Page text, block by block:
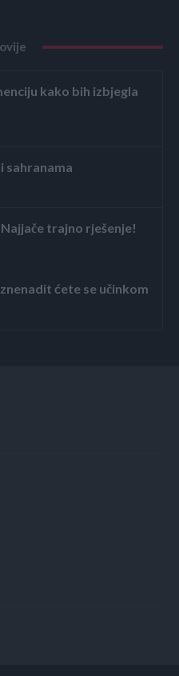
kako bih izbjegla
sahranama
trajno rješenje!
ćete se učinkom